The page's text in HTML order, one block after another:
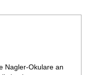
Nagler-Okulare an